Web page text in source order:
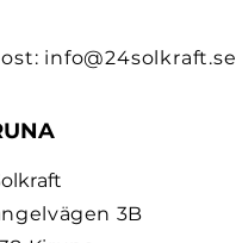
info@24solkraft.se
3B